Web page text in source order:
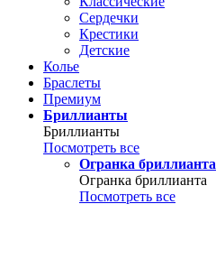
Сердечки
Крестики
Детские
Колье
Браслеты
Премиум
Бриллианты
Бриллианты
Посмотреть все
Огранка бриллианта
Огранка бриллианта
Посмотреть все